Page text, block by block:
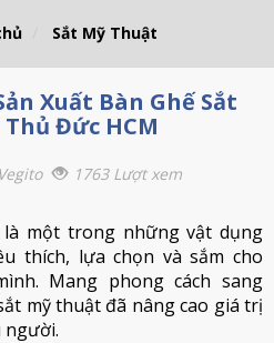
Sắt Mỹ Thuật
Xuất Bàn Ghế Sắt
Đức HCM
Vegito 1763 Lượt xem
một trong những vật dụng
thích, lựa chọn và sắm cho
Mang phong cách sang
mỹ thuật đã nâng cao giá trị
người.